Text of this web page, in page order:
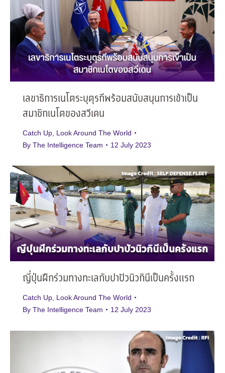
เลขาธิการเนโตระบุตุรกีพร้อมสนับสนุนการเข้าเป็น
สมาชิกเนโตของสวีเดน
Catch Up Look Around The World
By The Intelligence Team 12 July 2023
ญี่ปุ่นฝึกร่วมทางทะเลกับปาปัวนิวกินีเป็นครั้งแรก
Catch Up Look Around The World
By The Intelligence Team 12 July 2023